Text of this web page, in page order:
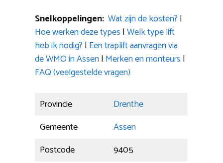
Snelkoppelingen: Wat zijn de kosten? |
Hoe werken deze types |Welk type lift
heb ik nodig? | Een traplift aanvragen via
de WMO in Assen| Merken en monteurs |
FAQ (veelgestelde vragen)
Provincie
Drenthe
Gemeente
Assen
Postcode
9405